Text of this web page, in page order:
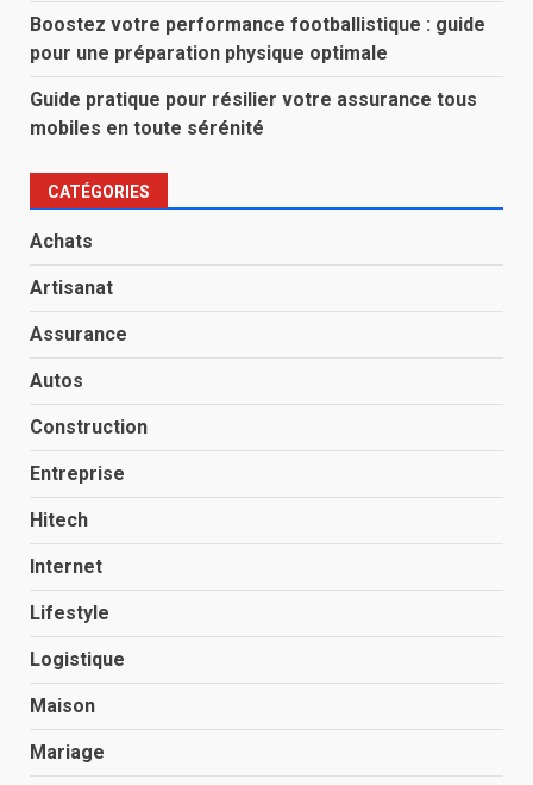
Boostez votre performance footballistique : guide
pour une préparation physique optimale
Guide pratique pour résilier votre assurance tous
mobiles en toute sérénité
CATÉGORIES
Achats
Artisanat
Assurance
Autos
Construction
Entreprise
Hitech
Internet
Lifestyle
Logistique
Maison
Mariage